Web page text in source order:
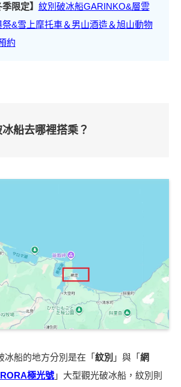
限定】 紋別破冰船GARINKO&層雲
祭&雪上摩托車＆男山酒造＆旭山動物
約
船去哪裡搭乘？
冰船的地方分別是在「 紋別 」與「 網
極光號」大型觀光破冰船，紋別則